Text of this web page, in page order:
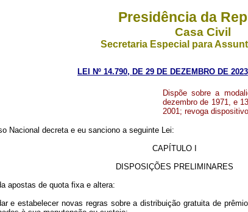
Presidência da
Casa Civil
Secretaria Especial para
LEI Nº 14.790, DE 29 DE DEZEMBRO DE 2023
Dispõe sobre a
dezembro de 1971, e
2001; revoga
Nacional decreta e eu sanciono a seguinte Lei:
CAPÍTULO I
DISPOSIÇÕES PRELIMINARES
apostas de quota fixa e altera:
e estabelecer novas regras sobre a distribuição gratuita de